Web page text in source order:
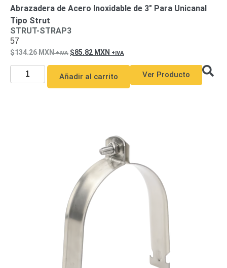
Abrazadera de Acero Inoxidable de 3″ Para Unicanal
Tipo Strut
STRUT-STRAP3
57
134.26MXN 85.82 MXN
Añadir al carrito Ver Producto